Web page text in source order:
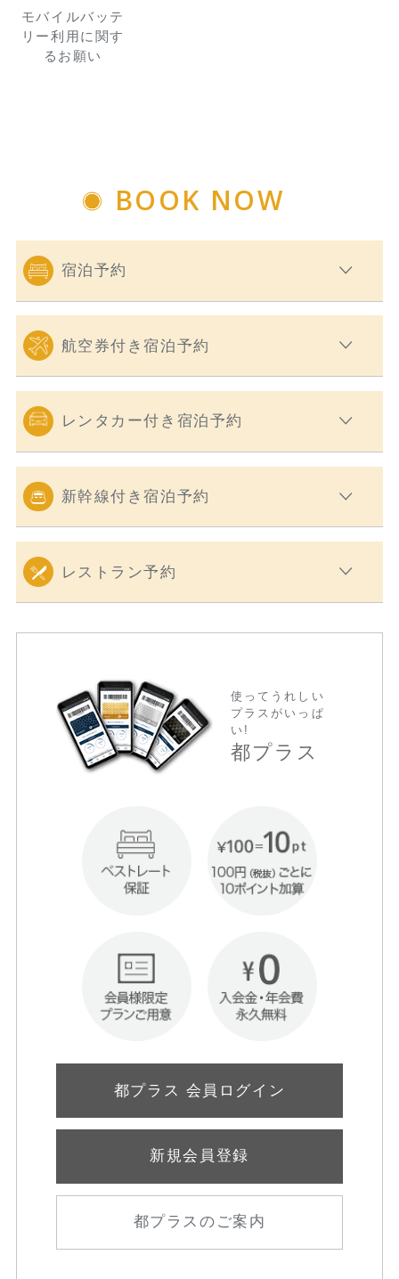
モバイルバッテ
リー利用に関す
るお願い
BOOK NOW
宿泊予約
航空券付き宿泊予約
レンタカー付き宿泊予約
新幹線付き宿泊予約
レストラン予約
使ってうれしい
プラスがいっぱ
い!
都プラス
都プラス 会員ログイン
新規会員登録
都プラスのご案内